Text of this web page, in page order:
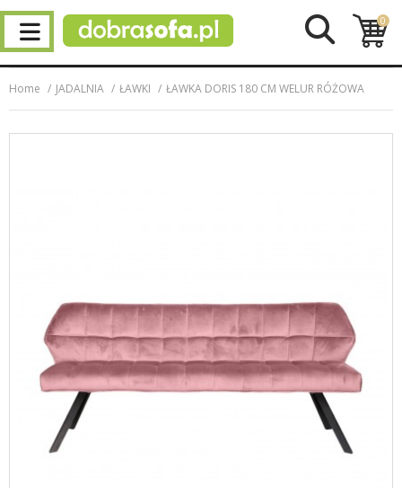
0
Home JADALNIA ŁAWKI ŁAWKA DORIS 180 CM WELUR RÓŻOWA